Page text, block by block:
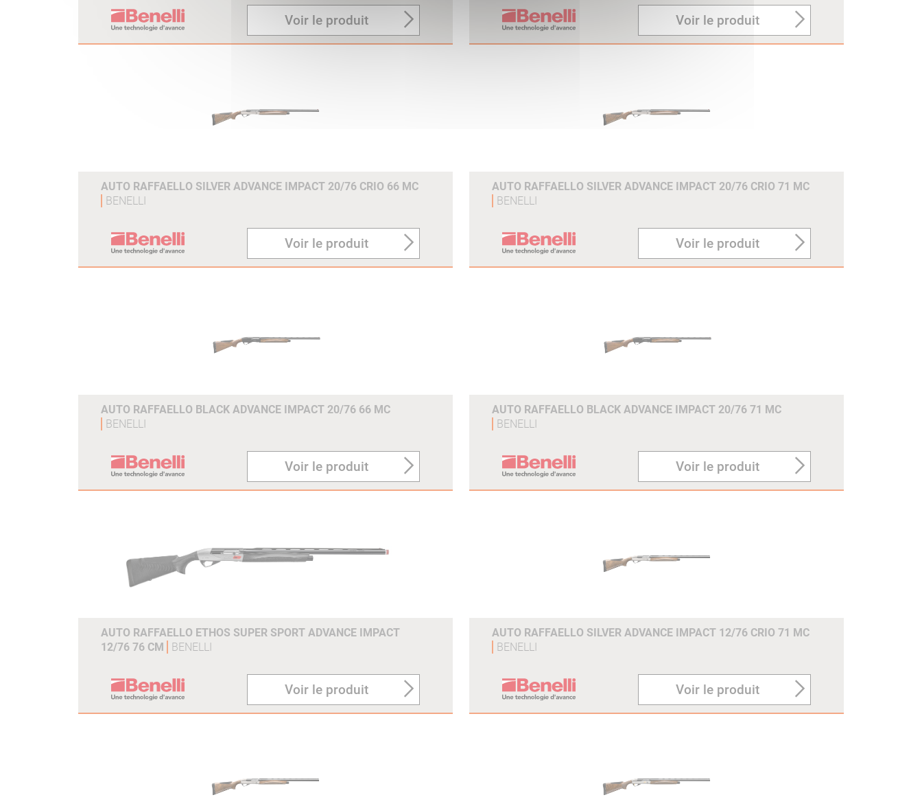
Voir le produit Voir le produit
AUTO RAFFAELLO SILVER ADVANCE IMPACT 20/76 CRIO 66 MC
BENELLI
Voir le produit
AUTO RAFFAELLO SILVER ADVANCE IMPACT 20/76 CRIO 71 MC
BENELLI
Voir le produit
AUTO RAFFAELLO BLACK ADVANCE IMPACT 20/76 66 MC
BENELLI
Voir le produit
AUTO RAFFAELLO BLACK ADVANCE IMPACT 20/76 71 MC
BENELLI
Voir le produit
AUTO RAFFAELLO ETHOS SUPER SPORT ADVANCE IMPACT
12/76 76 CM
BENELLI
Voir le produit
AUTO RAFFAELLO SILVER ADVANCE IMPACT 12/76 CRIO 71 MC
BENELLI
Voir le produit